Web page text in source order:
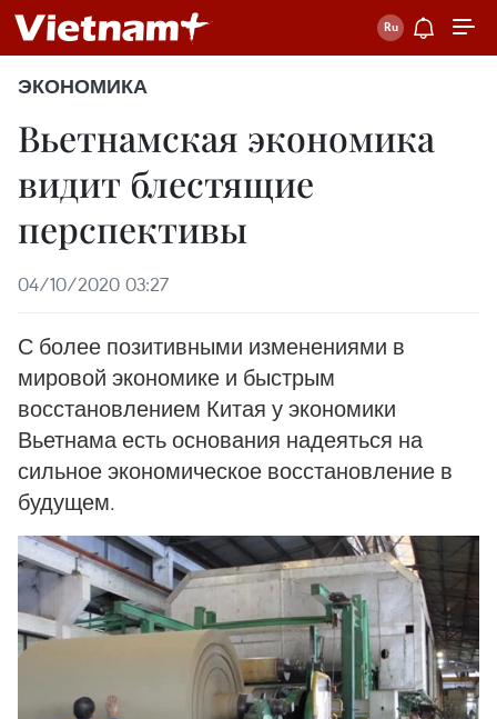
ЭКОНОМИКА
Вьетнамская экономика
видит блестящие
перспективы
04/10/2020 03:27
С более позитивными изменениями в
мировой экономике и быстрым
восстановлением Китая у экономики
Вьетнама есть основания надеяться на
сильное экономическое восстановление в
будущем.